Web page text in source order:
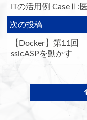
ITの活用例 CaseⅡ:
次の投稿
【Docker】第11回
ssicASPを動かす